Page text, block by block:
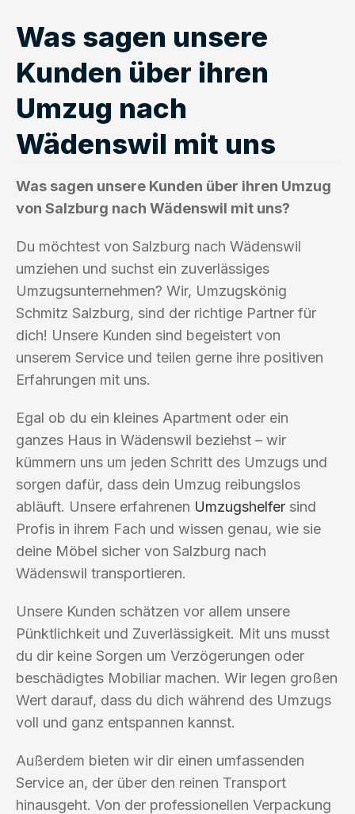
Was sagen unsere
Kunden über ihren
Umzug nach
Wädenswil mit uns
Was sagen unsere Kunden über ihren Umzug
von Salzburg nach Wädenswil mit uns?
Du möchtest von Salzburg nach Wädenswil
umziehen und suchst ein zuverlässiges
Umzugsunternehmen? Wir, Umzugskönig
Schmitz Salzburg, sind der richtige Partner für
dich! Unsere Kunden sind begeistert von
unserem Service und teilen gerne ihre positiven
Erfahrungen mit uns.
Egal ob du ein kleines Apartment oder ein
ganzes Haus in Wädenswil beziehst – wir
kümmern uns um jeden Schritt des Umzugs und
sorgen dafür, dass dein Umzug reibungslos
abläuft. Unsere erfahrenen Umzugshelfer sind
Profis in ihrem Fach und wissen genau, wie sie
deine Möbel sicher von Salzburg nach
Wädenswil transportieren.
Unsere Kunden schätzen vor allem unsere
Pünktlichkeit und Zuverlässigkeit. Mit uns musst
du dir keine Sorgen um Verzögerungen oder
beschädigtes Mobiliar machen. Wir legen großen
Wert darauf, dass du dich während des Umzugs
voll und ganz entspannen kannst.
Außerdem bieten wir dir einen umfassenden
Service an, der über den reinen Transport
hinausgeht. Von der professionellen Verpackung